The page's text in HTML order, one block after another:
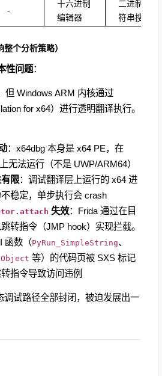
-
十六进制
编辑器
二进制字
符串搜索
个分析策略）
性问题：
但 Windows ARM 内核通过
for x64）进行透明翻译执行。
：x64dbg 本身是 x64 PE，在
无法运行（不是 UWP/ARM64）
限：调试翻译层上运行的 x64 进
稳定，单步执行会 crash
失效：Frida 通过在目
转指令（JMP hook）实现拦截。
函数（PyRun_SimpleString、
等）的代码页被 SXS 标记
指令导致访问违例
调试路径全部封闭，被迫发展出一